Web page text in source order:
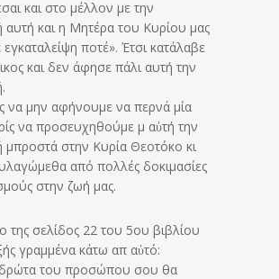
και στο μέλλον με την
και η Μητέρα του Κυρίου μας
ποτέ». Έτσι κατάλαβε
και δεν άφησε πάλι αυτή την
να μην αφήνουμε να περνά μία
να προσευχηθούμε μ αὐτή την
στην Κυρία Θεοτόκο κι
από πολλές δοκιμασίες
στην ζωή μας.
της σελίδος 22 του 5ου βιβλίου
γραμμένα κάτω απ αὐτό:
του προσώπου σου θα